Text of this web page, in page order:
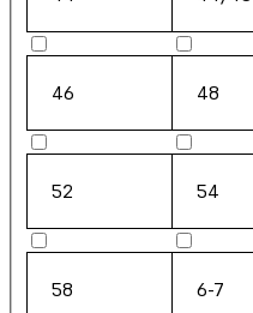
46 48
52 54
58 6-7